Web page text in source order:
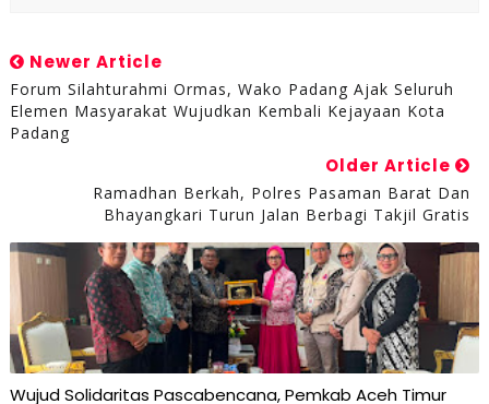
Newer Article
Forum Silahturahmi Ormas, Wako Padang Ajak Seluruh
Elemen Masyarakat Wujudkan Kembali Kejayaan Kota
Padang
Older Article
Ramadhan Berkah, Polres Pasaman Barat Dan
Bhayangkari Turun Jalan Berbagi Takjil Gratis
Wujud Solidaritas Pascabencana, Pemkab Aceh Timur